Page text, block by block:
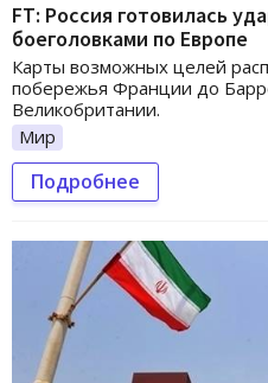
FT: Россия готовилась
боеголовками по Европе
Карты возможных целей
побережья Франции до
Великобритании.
Мир
Подробнее